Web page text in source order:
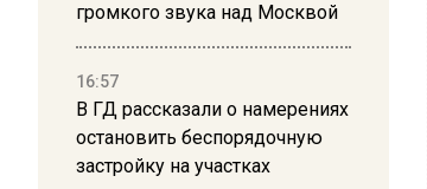
громкого звука над Москвой
16:57
В ГД рассказали о намерениях
остановить беспорядочную
застройку на участках